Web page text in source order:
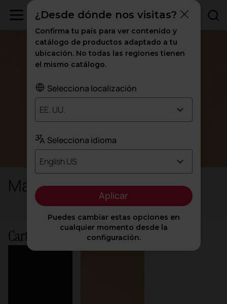
Madera maciza
Carta ACTIU
¿Desde dónde nos visitas?
Confirma tu país para ver contenido y
catálogo de productos adaptado a tu
ubicación. No todas las regiones tienen
el mismo catálogo.
Selecciona localización
EE. UU.
Selecciona idioma
English US
Aplicar
Puedes cambiar estas opciones en
cualquier momento desde la
configuración.